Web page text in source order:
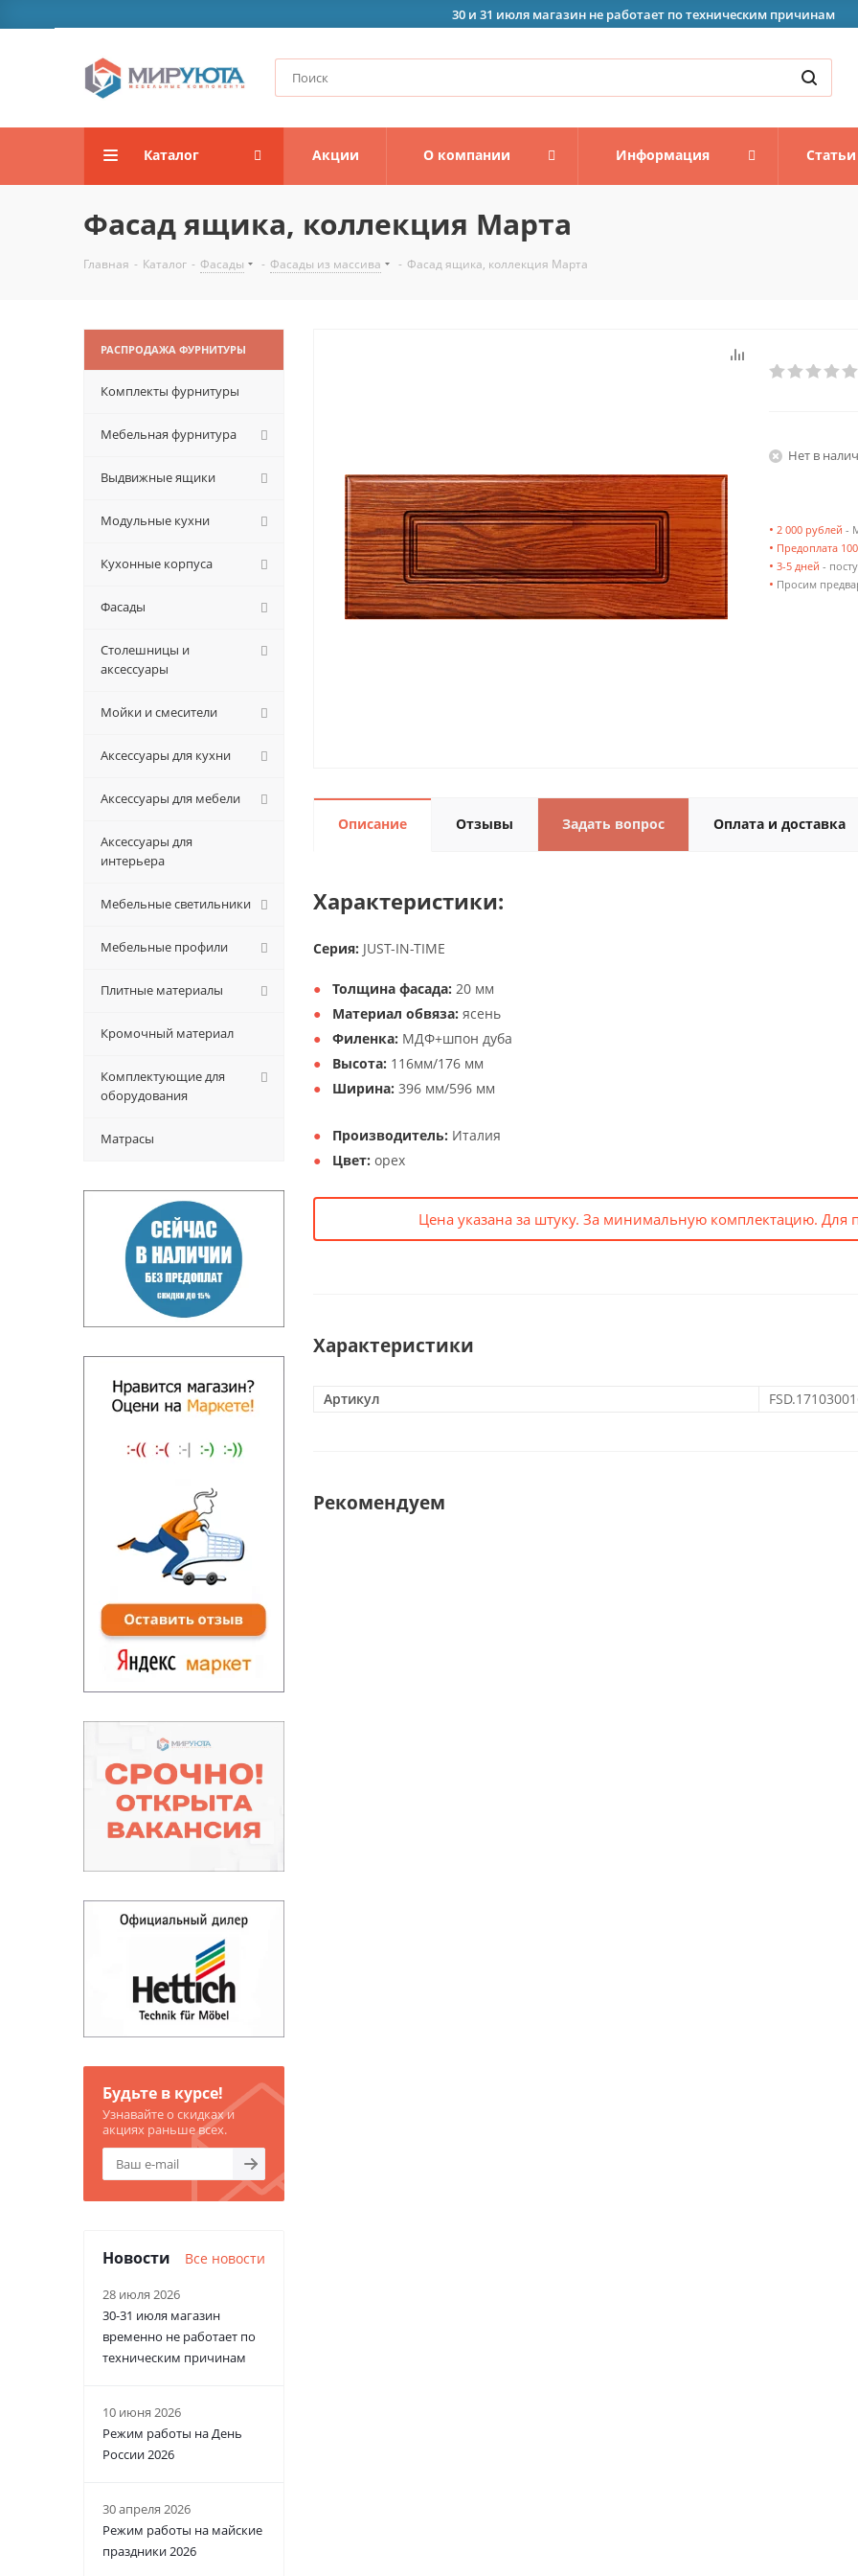
30 и 31 июля магазин не работает по техническим причинам
Каталог Акции О компании Информация Статьи
Фасад ящика, коллекция Марта
Главная - Каталог - Фасады - Фасады из массива - Фасад ящика, коллекция Марта
Нет в
• 2 000 рублей -
• Предоплата
• 3-5 дней -
• Просим
Описание Отзывы Задать вопрос Оплата и доставка
Характеристики:
Серия: JUST-IN-TIME
Толщина фасада: 20 мм
Материал обвяза: ясень
Филенка: МДФ+шпон дуба
Высота: 116мм/176 мм
Ширина: 396 мм/596 мм
Производитель: Италия
Цвет: орех
Цена указана за штуку. За минимальную комплектацию. Для
Характеристики
Артикул
Рекомендуем
РАСПРОДАЖА ФУРНИТУРЫ
Комплекты фурнитуры
Мебельная фурнитура
Выдвижные ящики
Модульные кухни
Кухонные корпуса
Фасады
Столешницы и
аксессуары
Мойки и смесители
Аксессуары для кухни
Аксессуары для мебели
Аксессуары для
интерьера
Мебельные светильники
Мебельные профили
Плитные материалы
Кромочный материал
Комплектующие для
оборудования
Матрасы
Будьте в курсе!
Узнавайте о скидках и
акциях раньше всех.
Новости Все новости
28 июля 2026
30-31 июля магазин
временно не работает по
техническим причинам
10 июня 2026
Режим работы на День
России 2026
30 апреля 2026
Режим работы на майские
праздники 2026